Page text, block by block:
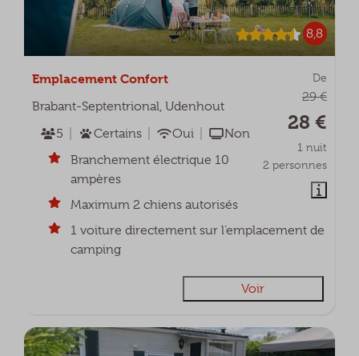
8,8
De
29 €
28 €
1 nuit
2 personnes
Emplacement Confort
Brabant-Septentrional, Udenhout
5
Certains Oui
Non
Branchement électrique 10
ampères
Maximum 2 chiens autorisés
1 voiture directement sur l’emplacement de
camping
Voir